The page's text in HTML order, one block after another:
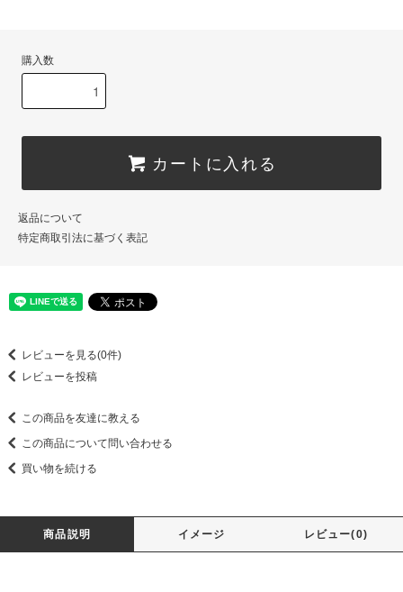
購入数
カートに入れる
返品について
特定商取引法に基づく表記
レビューを見る(0件)
レビューを投稿
この商品を友達に教える
この商品について問い合わせる
買い物を続ける
商品説明 イメージ レビュー(0)